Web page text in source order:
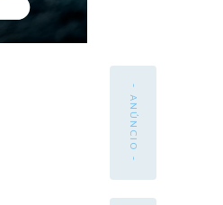
- ANÚNCIO -